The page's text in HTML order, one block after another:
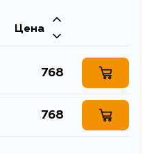
Цена
768
768